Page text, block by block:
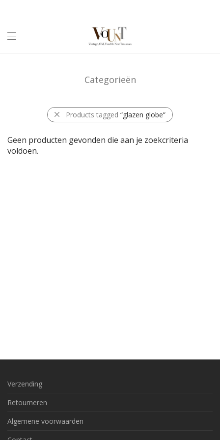
Categorieën
Products tagged “glazen globe”
Geen producten gevonden die aan je zoekcriteria
voldoen.
Verzending
Retourneren
Algemene voorwaarden